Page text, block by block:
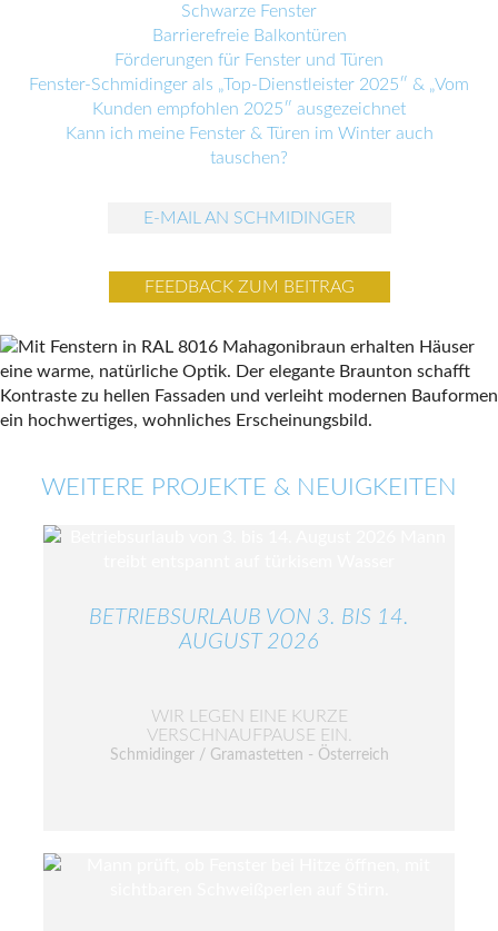
Schwarze Fenster
Barrierefreie Balkontüren
Förderungen für Fenster und Türen
Fenster-Schmidinger als „Top-Dienstleister 2025″ & „Vom
Kunden empfohlen 2025″ ausgezeichnet
Kann ich meine Fenster & Türen im Winter auch
tauschen?
E-MAIL AN SCHMIDINGER
FEEDBACK ZUM BEITRAG
WEITERE PROJEKTE & NEUIGKEITEN
BETRIEBSURLAUB VON 3. BIS 14.
AUGUST 2026
WIR LEGEN EINE KURZE
VERSCHNAUFPAUSE EIN.
Schmidinger / Gramastetten - Österreich